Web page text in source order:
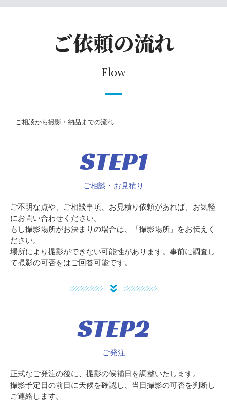
ご依頼の流れ
Flow
ご相談から撮影・納品までの流れ
STEP1
ご相談・お見積り
ご不明な点や、ご相談事項、お見積り依頼があれば、お気軽
にお問い合わせください。
もし撮影場所がお決まりの場合は、「撮影場所」をお伝えく
ださい。
場所により撮影ができない可能性があります。 事前に調査し
て撮影の可否をはご回答可能です。
STEP2
ご発注
正式なご発注の後に、撮影の候補日を調整いたします。
撮影予定日の前日に天候を確認し、当日撮影の可否を判断し
ご連絡します。